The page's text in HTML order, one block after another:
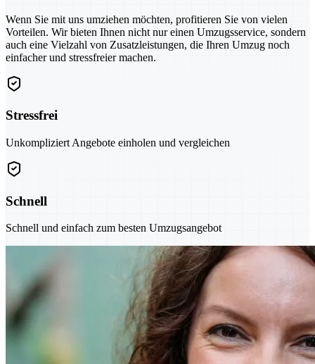
Wenn Sie mit uns umziehen möchten, profitieren Sie von vielen
Vorteilen. Wir bieten Ihnen nicht nur einen Umzugsservice, sondern
auch eine Vielzahl von Zusatzleistungen, die Ihren Umzug noch
einfacher und stressfreier machen.
Stressfrei
Unkompliziert Angebote einholen und vergleichen
Schnell
Schnell und einfach zum besten Umzugsangebot